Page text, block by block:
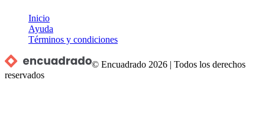
Inicio
Ayuda
Términos y condiciones
© Encuadrado 2026 |Todos los derechos
reservados